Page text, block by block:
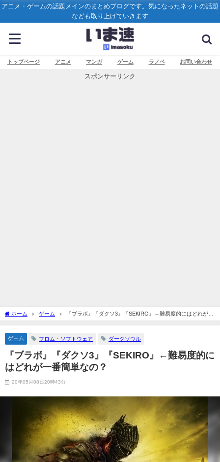
アニメ・ゲームの話題メインのまとめブログです。気になったネットの話題
なども取り上げていきます
トップページ アニメ マンガ ゲーム ラノベ お問い合わせ
スポンサーリンク
ホーム ゲーム
『ブラボ』『ダクソ3』『SEKIRO』←難易度的にはどれが一
番簡単なの？
ゲーム フロム・ソフトウェア ダークソウル
『ブラボ』『ダクソ3』『SEKIRO』←難易度的に
はどれが一番簡単なの？
20年05月08日20時43分